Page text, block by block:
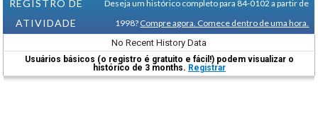
REGISTRO DE
ATIVIDADE
Deseja um histórico completo para 84-0102 a partir de
1998? Compre agora. Comece dentro de uma hora.
No Recent History Data
Usuários básicos (o registro é gratuito e fácil!) podem visualizar o
histórico de 3 months. Registrar